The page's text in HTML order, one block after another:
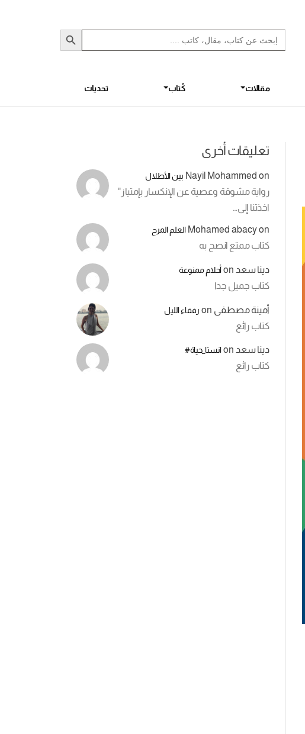
Search
for:
Search Button
مقالات كُتاب تحديات
تعليقات أخرى
Nayil Mohammed on بين الأطلال
رواية مشوقة وعصية عن الإنكسار بإمتياز"
اخذتنا إلى…
Mohamed abacyon العلم المرح
كتاب ممتع انصح به
دينا سعد onأحلام ممنوعة
كتاب جميل جدا
أمينة مصطفى on رفقاء الليل
كتاب رائع
دينا سعد onانستا_حياة#
كتاب رائع